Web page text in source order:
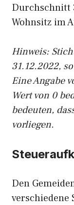
Durchschnitt
Wohnsitz im
Hinweis:
31.12.2022,
Eine Angabe
Wert von 0
bedeuten,
vorliegen.
Den
verschiedene